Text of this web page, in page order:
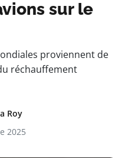
sur le
proviennent de
réchauffement
Roy
2025